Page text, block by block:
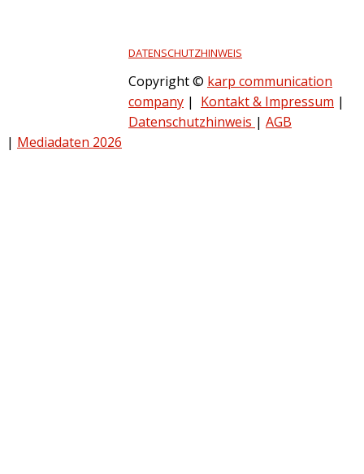
DATENSCHUTZHINWEIS
Copyright © karp communication
company | Kontakt & Impressum |
Datenschutzhinweis | AGB
| Mediadaten 2026